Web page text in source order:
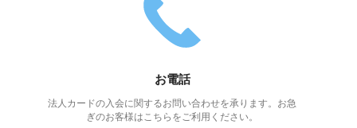
お電話
法人カードの入会に関するお問い合わせを承ります。お急
ぎのお客様はこちらをご利用ください。